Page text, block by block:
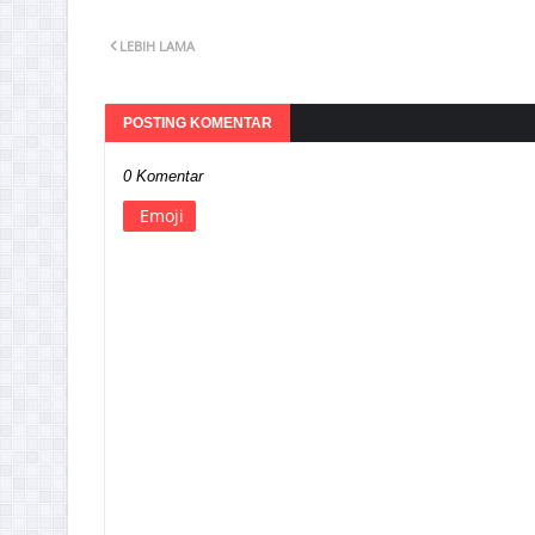
LEBIH LAMA
POSTING KOMENTAR
0 Komentar
Emoji